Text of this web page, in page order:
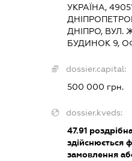
УКРАЇНА,
ДНІПРО, ВУЛ.
БУДИНОК 9,
dossier.capital:
500 000 грн.
dossier.kveds:
47.91
здійснюється
замовлення